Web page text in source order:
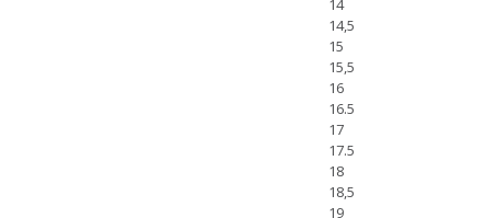
14,5
15
15,5
16
16.5
17
17.5
18
18,5
19